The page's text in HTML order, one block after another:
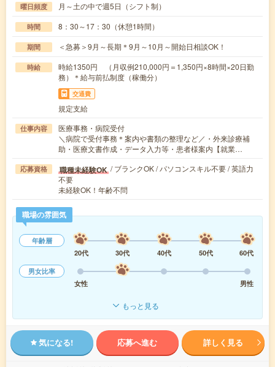
曜日頻度 月～土の中で週5日（シフト制）
時間 8：30～17：30（休憩1時間）
期間 ＜急募＞9月～長期＊9月～10月～開始日相談OK！
時給
時給1350円 （月収例210,000円＝1,350円×8時間×20日勤
務）＊給与前払制度（稼働分）
交通費
規定支給
仕事内容
医療事務・病院受付
＼病院で受付事務＊案内や書類の整理など／・外来診療補
助・医療文書作成・データ入力等・患者様案内【就業…
応募資格 職種未経験OK / ブランクOK / パソコンスキル不要 / 英語力
不要
未経験OK！年齢不問
職場の雰囲気
年齢層
20代
30代 40代 50代
60代
男女比率
女性
男性
もっと見る
気になる! 応募へ進む 詳しく見る